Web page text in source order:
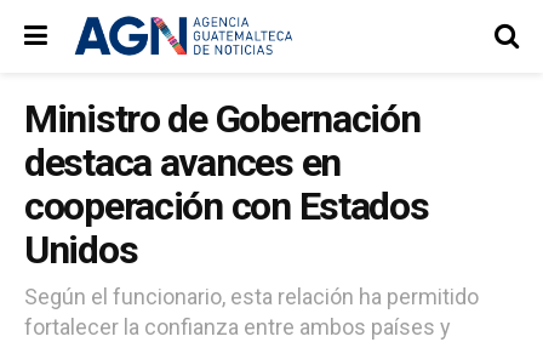
Ministro de Gobernación
destaca avances en
cooperación con Estados
Unidos
Según el funcionario, esta relación ha permitido
fortalecer la confianza entre ambos países y